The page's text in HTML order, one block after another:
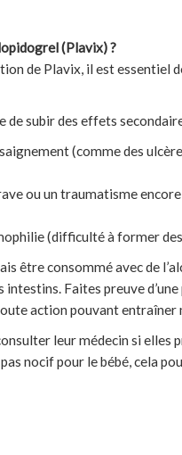
(Plavix) ?
de Plavix, il est essentiel
de subir des effets
(comme des
ou un traumatisme
(difficulté à former
être consommé avec de
intestins. Faites preuve
action pouvant entraîner
leur médecin si
pas nocif pour le bébé, cela